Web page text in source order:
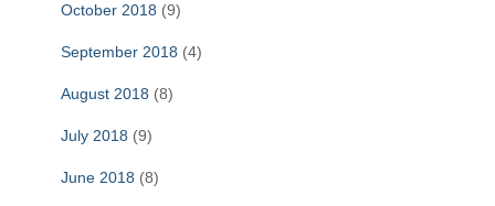
October 2018 (9)
September 2018 (4)
August 2018 (8)
July 2018 (9)
June 2018 (8)